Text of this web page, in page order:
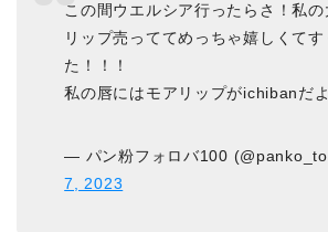
この間ウエルシア行ったらさ！私の
リップ売っててめっちゃ嬉しくて
た！！！
私の唇にはモアリップがichibanだよ
— パン粉フォロバ100
7, 2023